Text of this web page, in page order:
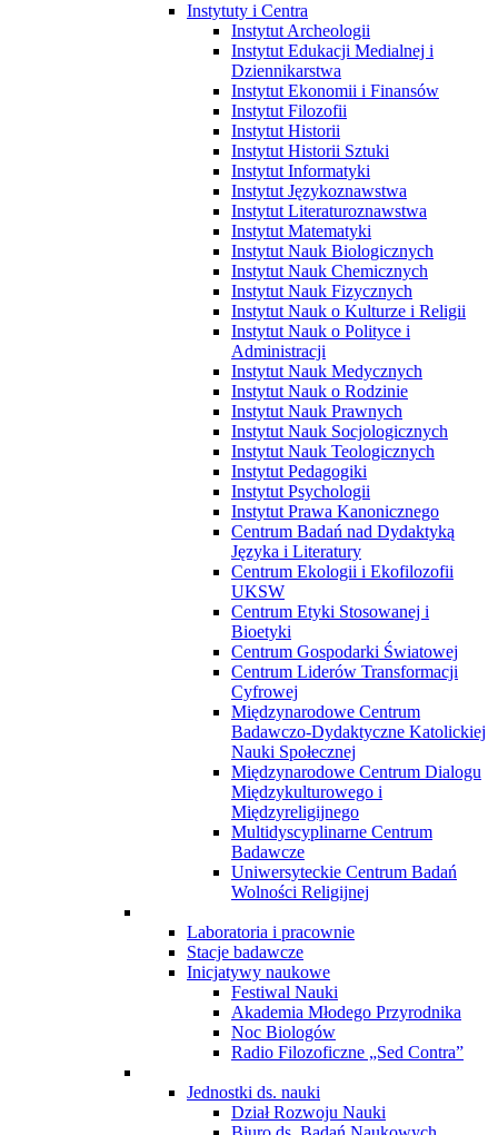
Instytuty i Centra
Instytut Archeologii
Instytut Edukacji Medialnej i
Dziennikarstwa
Instytut Ekonomii i Finansów
Instytut Filozofii
Instytut Historii
Instytut Historii Sztuki
Instytut Informatyki
Instytut Językoznawstwa
Instytut Literaturoznawstwa
Instytut Matematyki
Instytut Nauk Biologicznych
Instytut Nauk Chemicznych
Instytut Nauk Fizycznych
Instytut Nauk o Kulturze i Religii
Instytut Nauk o Polityce i
Administracji
Instytut Nauk Medycznych
Instytut Nauk o Rodzinie
Instytut Nauk Prawnych
Instytut Nauk Socjologicznych
Instytut Nauk Teologicznych
Instytut Pedagogiki
Instytut Psychologii
Instytut Prawa Kanonicznego
Centrum Badań nad Dydaktyką
Języka i Literatury
Centrum Ekologii i Ekofilozofii
UKSW
Centrum Etyki Stosowanej i
Bioetyki
Centrum Gospodarki Światowej
Centrum Liderów Transformacji
Cyfrowej
Międzynarodowe Centrum
Badawczo-Dydaktyczne Katolickiej
Nauki Społecznej
Międzynarodowe Centrum Dialogu
Międzykulturowego i
Międzyreligijnego
Multidyscyplinarne Centrum
Badawcze
Uniwersyteckie Centrum Badań
Wolności Religijnej
Laboratoria i pracownie
Stacje badawcze
Inicjatywy naukowe
Festiwal Nauki
Akademia Młodego Przyrodnika
Noc Biologów
Radio Filozoficzne „Sed Contra”
Jednostki ds. nauki
Dział Rozwoju Nauki